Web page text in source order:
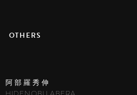
OTHERS
阿部羅秀伸